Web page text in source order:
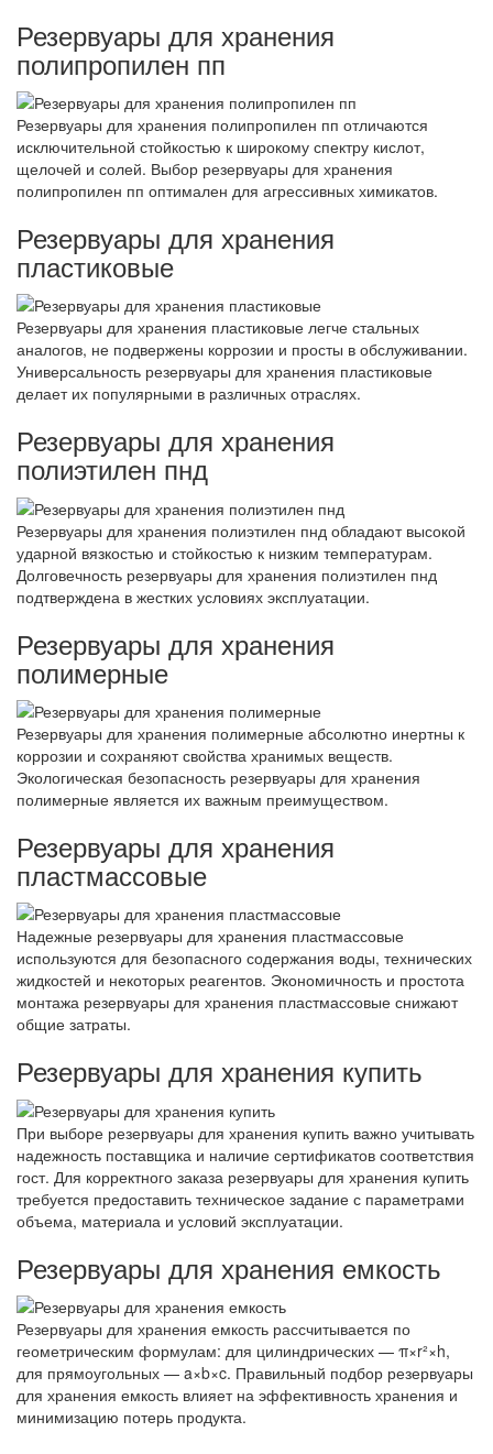
Резервуары для хранения
полипропилен пп
Резервуары для хранения полипропилен пп отличаются
исключительной стойкостью к широкому спектру кислот,
щелочей и солей. Выбор резервуары для хранения
полипропилен пп оптимален для агрессивных химикатов.
Резервуары для хранения
пластиковые
Резервуары для хранения пластиковые легче стальных
аналогов, не подвержены коррозии и просты в обслуживании.
Универсальность резервуары для хранения пластиковые
делает их популярными в различных отраслях.
Резервуары для хранения
полиэтилен пнд
Резервуары для хранения полиэтилен пнд обладают высокой
ударной вязкостью и стойкостью к низким температурам.
Долговечность резервуары для хранения полиэтилен пнд
подтверждена в жестких условиях эксплуатации.
Резервуары для хранения
полимерные
Резервуары для хранения полимерные абсолютно инертны к
коррозии и сохраняют свойства хранимых веществ.
Экологическая безопасность резервуары для хранения
полимерные является их важным преимуществом.
Резервуары для хранения
пластмассовые
Надежные резервуары для хранения пластмассовые
используются для безопасного содержания воды, технических
жидкостей и некоторых реагентов. Экономичность и простота
монтажа резервуары для хранения пластмассовые снижают
общие затраты.
Резервуары для хранения купить
При выборе резервуары для хранения купить важно учитывать
надежность поставщика и наличие сертификатов соответствия
гост. Для корректного заказа резервуары для хранения купить
требуется предоставить техническое задание с параметрами
объема, материала и условий эксплуатации.
Резервуары для хранения емкость
Резервуары для хранения емкость рассчитывается по
геометрическим формулам: для цилиндрических — π×r²×h,
для прямоугольных — a×b×c. Правильный подбор резервуары
для хранения емкость влияет на эффективность хранения и
минимизацию потерь продукта.